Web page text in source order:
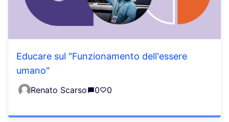
Educare sul "Funzionamento dell'essere
umano"
Renato Scarso 0 0